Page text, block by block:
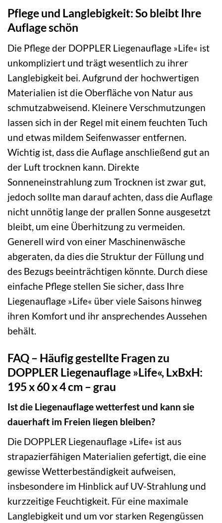
Pflege und Langlebigkeit: So bleibt Ihre
Auflage schön
Die Pflege der DOPPLER Liegenauflage »Life« ist
unkompliziert und trägt wesentlich zu ihrer
Langlebigkeit bei. Aufgrund der hochwertigen
Materialien ist die Oberfläche von Natur aus
schmutzabweisend. Kleinere Verschmutzungen
lassen sich in der Regel mit einem feuchten Tuch
und etwas mildem Seifenwasser entfernen.
Wichtig ist, dass die Auflage anschließend gut an
der Luft trocknen kann. Direkte
Sonneneinstrahlung zum Trocknen ist zwar gut,
jedoch sollte man darauf achten, dass die Auflage
nicht unnötig lange der prallen Sonne ausgesetzt
bleibt, um eine Überhitzung zu vermeiden.
Generell wird von einer Maschinenwäsche
abgeraten, da dies die Struktur der Füllung und
des Bezugs beeinträchtigen könnte. Durch diese
einfache Pflege stellen Sie sicher, dass Ihre
Liegenauflage »Life« über viele Saisons hinweg
ihren Komfort und ihr ansprechendes Aussehen
behält.
FAQ – Häufig gestellte Fragen zu
DOPPLER Liegenauflage »Life«, LxBxH:
195 x 60 x 4 cm – grau
Ist die Liegenauflage wetterfest und kann sie
dauerhaft im Freien liegen bleiben?
Die DOPPLER Liegenauflage »Life« ist aus
strapazierfähigen Materialien gefertigt, die eine
gewisse Wetterbeständigkeit aufweisen,
insbesondere im Hinblick auf UV-Strahlung und
kurzzeitige Feuchtigkeit. Für eine maximale
Langlebigkeit und um vor starken Regengüssen